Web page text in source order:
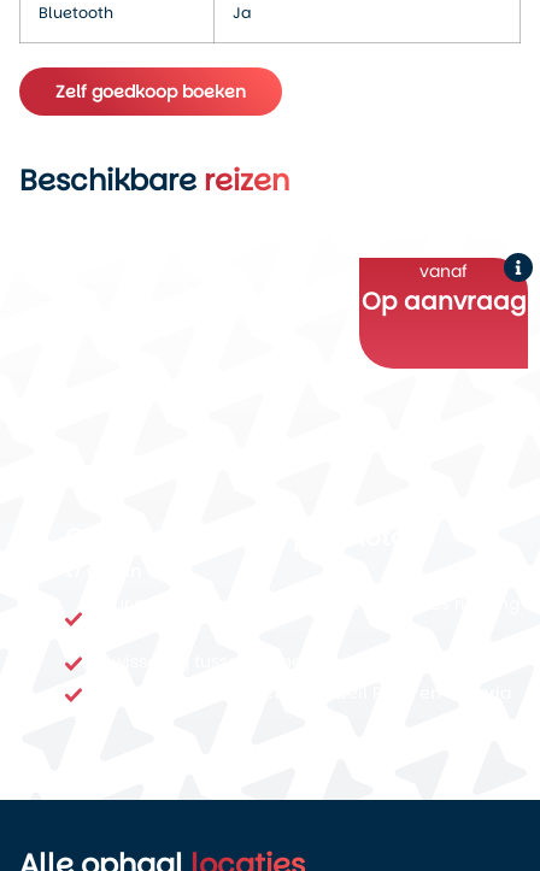
Bluetooth Ja
Zelf goedkoop boeken
Beschikbarereizen
vanaf
Op aanvraag